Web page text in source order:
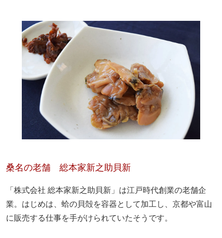
桑名の老舗 総本家新之助貝新
「株式会社 総本家新之助貝新」は江戸時代創業の老舗企
業。はじめは、蛤の貝殻を容器として加工し、京都や富山
に販売する仕事を手がけられていたそうです。